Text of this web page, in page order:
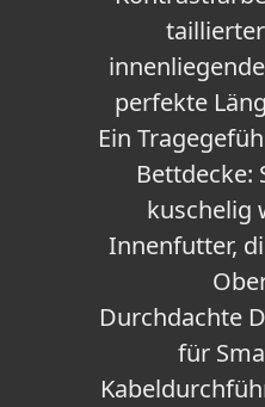
perfekte
Ein
Bettdecke:
kuschelig
Innenfutter,
Durchdachte
für